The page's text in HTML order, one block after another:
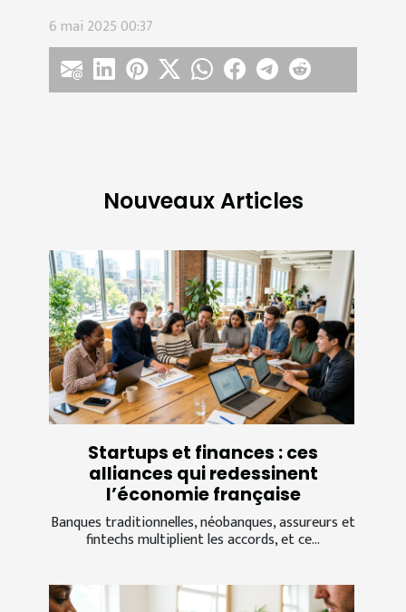
6 mai 2025 00:37
Nouveaux Articles
Startups et finances : ces
alliances qui redessinent
l’économie française
Banques traditionnelles, néobanques, assureurs et
fintechs multiplient les accords, et ce...